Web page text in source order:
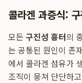
콜라겐 과증식:
모든 구진성 흉터의
는 공통된 원인이 존
에서 콜라겐 섬유가
조직이 뭉쳐 단단하